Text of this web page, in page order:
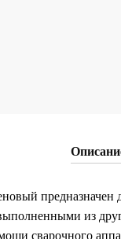
предназначен
из
сварочного